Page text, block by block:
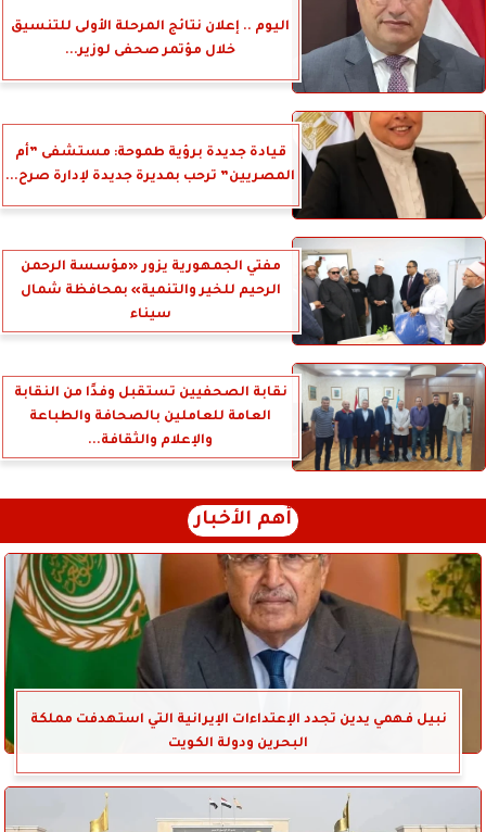
اليوم .. إعلان نتائج المرحلة الأولى للتنسيق
خلال مؤتمر صحفى لوزير...
قيادة جديدة برؤية طموحة: مستشفى ”أم
المصريين” ترحب بمديرة جديدة لإدارة صرح...
مفتي الجمهورية يزور «مؤسسة الرحمن
الرحيم للخير والتنمية» بمحافظة شمال
سيناء
نقابة الصحفيين تستقبل وفدًا من النقابة
العامة للعاملين بالصحافة والطباعة
والإعلام والثقافة...
أهم الأخبار
نبيل فهمي يدين تجدد الإعتداءات الإيرانية التي استهدفت مملكة
البحرين ودولة الكويت